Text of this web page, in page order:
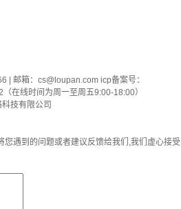
| 邮箱： cs@loupan.com icp备案号：
在线时间为周一至周五9:00-18:00）
技有限公司
遇到的问题或者建议反馈给我们,我们虚心接受